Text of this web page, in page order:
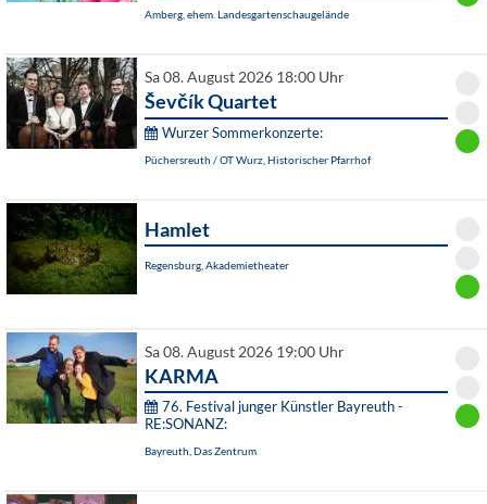
Amberg, ehem. Landesgartenschaugelände
Sa 08. August 2026 18:00 Uhr
Ševčík Quartet
Wurzer Sommerkonzerte:
Püchersreuth / OT Wurz, Historischer Pfarrhof
Hamlet
Regensburg, Akademietheater
Sa 08. August 2026 19:00 Uhr
KARMA
76. Festival junger Künstler Bayreuth -
RE:SONANZ:
Bayreuth, Das Zentrum